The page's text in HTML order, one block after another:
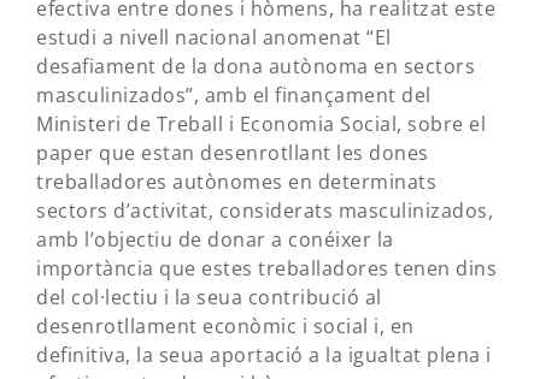
efectiva entre dones i hòmens, ha realitzat este
estudi a nivell nacional anomenat “El
desafiament de la dona autònoma en sectors
masculinizados”, amb el finançament del
Ministeri de Treball i Economia Social, sobre el
paper que estan desenrotllant les dones
treballadores autònomes en determinats
sectors d’activitat, considerats masculinizados,
amb l’objectiu de donar a conéixer la
importància que estes treballadores tenen dins
del col·lectiu i la seua contribució al
desenrotllament econòmic i social i, en
definitiva, la seua aportació a la igualtat plena i